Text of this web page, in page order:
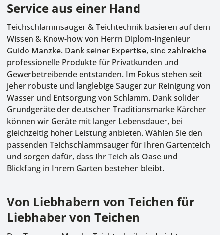
Service aus einer Hand
Teichschlammsauger & Teichtechnik basieren auf dem
Wissen & Know-how von Herrn Diplom-Ingenieur
Guido Manzke. Dank seiner Expertise, sind zahlreiche
professionelle Produkte für Privatkunden und
Gewerbetreibende entstanden. Im Fokus stehen seit
jeher robuste und langlebige Sauger zur Reinigung von
Wasser und Entsorgung von Schlamm. Dank solider
Grundgeräte der deutschen Traditionsmarke Kärcher
können wir Geräte mit langer Lebensdauer, bei
gleichzeitig hoher Leistung anbieten. Wählen Sie den
passenden Teichschlammsauger für Ihren Gartenteich
und sorgen dafür, dass Ihr Teich als Oase und
Blickfang in Ihrem Garten bestehen bleibt.
Von Liebhabern von Teichen für
Liebhaber von Teichen